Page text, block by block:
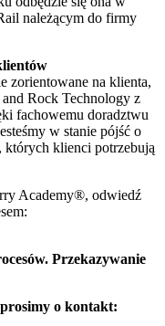
należącym do firmy
zorientowane na klienta,
Rock Technology z
fachowemu doradztwu
w stanie pójść o
których klienci potrzebują
Academy®, odwiedź
Przekazywanie
o kontakt: